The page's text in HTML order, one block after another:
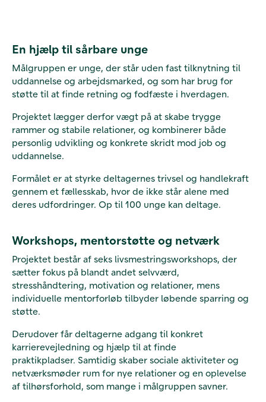
En hjælp til sårbare unge
Målgruppen er unge, der står uden fast tilknytning til
uddannelse og arbejdsmarked, og som har brug for
støtte til at finde retning og fodfæste i hverdagen.
Projektet lægger derfor vægt på at skabe trygge
rammer og stabile relationer, og kombinerer både
personlig udvikling og konkrete skridt mod job og
uddannelse.
Formålet er at styrke deltagernes trivsel og handlekraft
gennem et fællesskab, hvor de ikke står alene med
deres udfordringer. Op til 100 unge kan deltage.
Workshops, mentorstøtte og netværk
Projektet består af seks livsmestringsworkshops, der
sætter fokus på blandt andet selvværd,
stresshåndtering, motivation og relationer, mens
individuelle mentorforløb tilbyder løbende sparring og
støtte.
Derudover får deltagerne adgang til konkret
karrierevejledning og hjælp til at finde
praktikpladser. Samtidig skaber sociale aktiviteter og
netværksmøder rum for nye relationer og en oplevelse
af tilhørsforhold, som mange i målgruppen savner.